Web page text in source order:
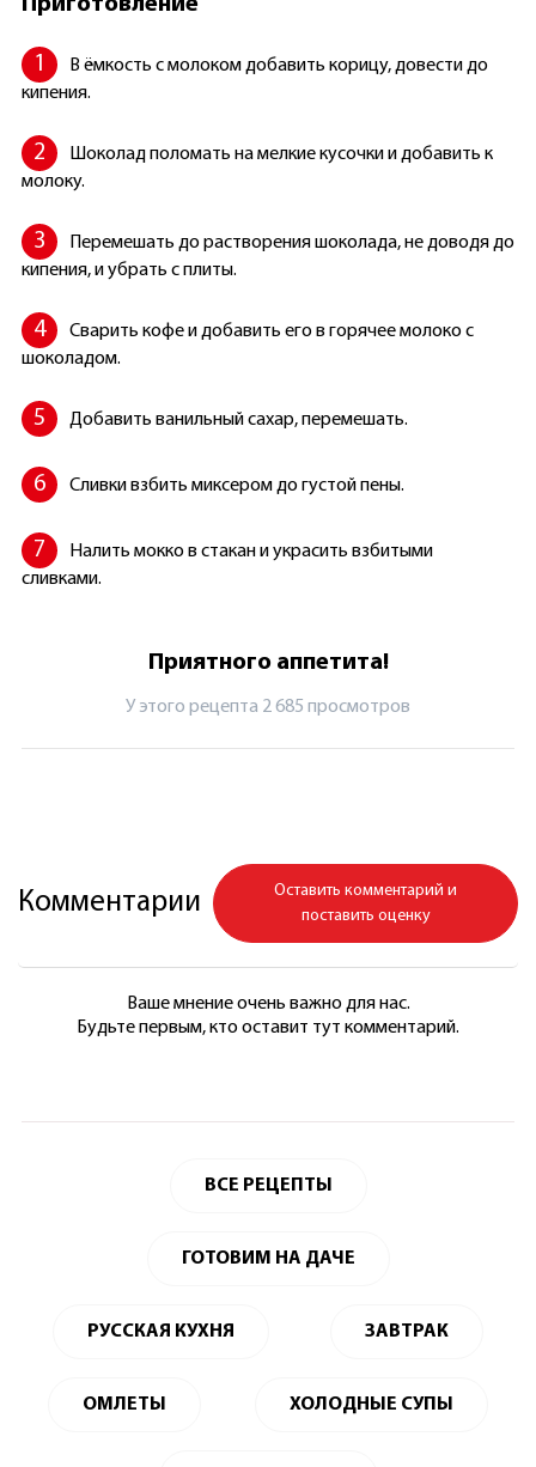
В ёмкость с молоком добавить корицу, довести до
кипения.
Шоколад поломать на мелкие кусочки и добавить к
молоку.
Перемешать до растворения шоколада, не доводя до
кипения, и убрать с плиты.
Сварить кофе и добавить его в горячее молоко с
шоколадом.
Добавить ванильный сахар, перемешать.
Сливки взбить миксером до густой пены.
Налить мокко в стакан и украсить взбитыми
сливками.
Приятного аппетита!
У этого рецепта 2 685 просмотров
Комментарии
Оставить комментарий и
поставить оценку
Ваше мнение очень важно для нас.
Будьте первым, кто оставит тут комментарий.
ВСЕ РЕЦЕПТЫ
ГОТОВИМ НА ДАЧЕ
РУССКАЯ КУХНЯ ЗАВТРАК
ОМЛЕТЫ ХОЛОДНЫЕ СУПЫ